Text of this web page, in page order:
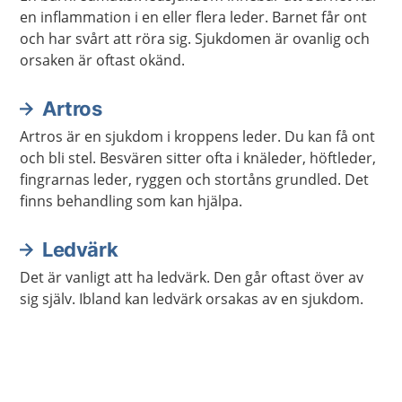
en inflammation i en eller flera leder. Barnet får ont
och har svårt att röra sig. Sjukdomen är ovanlig och
orsaken är oftast okänd.
Artros
Artros är en sjukdom i kroppens leder. Du kan få ont
och bli stel. Besvären sitter ofta i knäleder, höftleder,
fingrarnas leder, ryggen och stortåns grundled. Det
finns behandling som kan hjälpa.
Ledvärk
Det är vanligt att ha ledvärk. Den går oftast över av
sig själv. Ibland kan ledvärk orsakas av en sjukdom.